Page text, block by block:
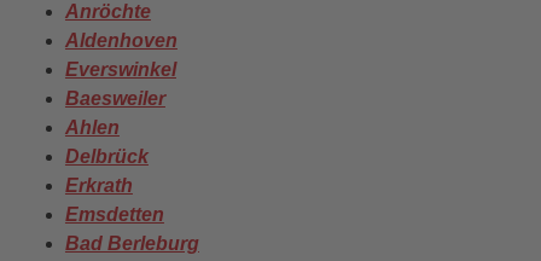
Anröchte
Aldenhoven
Everswinkel
Baesweiler
Ahlen
Delbrück
Erkrath
Emsdetten
Bad Berleburg